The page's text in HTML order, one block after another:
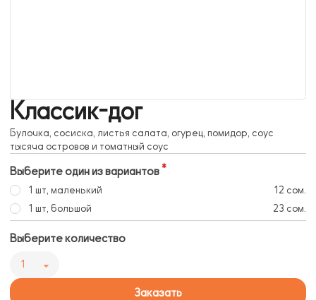
Классик-дог
Булочка, сосиска, листья салата, огурец, помидор, соус
тысяча островов и томатный соус
Выберите один из вариантов
1 шт, маленький
12 сом.
1 шт, большой
23 сом.
Выберите количество
1
Заказать